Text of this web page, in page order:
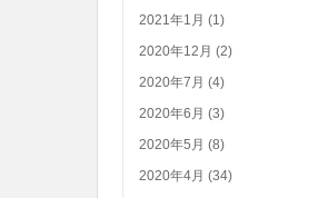
2021年1月 (1)
2020年12月 (2)
2020年7月 (4)
2020年6月 (3)
2020年5月 (8)
2020年4月 (34)